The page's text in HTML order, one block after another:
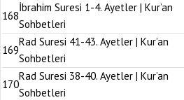
168
İbrahim Suresi 1-4. Ayetler | Kur’an
Sohbetleri
169
Rad Suresi 41-43. Ayetler | Kur’an
Sohbetleri
170
Rad Suresi 38-40. Ayetler | Kur’an
Sohbetleri